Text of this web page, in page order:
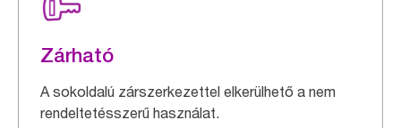
Zárható
A sokoldalú zárszerkezettel elkerülhető a nem
rendeltetésszerű használat.